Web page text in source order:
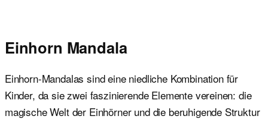
Einhorn Mandala
Einhorn-Mandalas sind eine niedliche Kombination für
Kinder, da sie zwei faszinierende Elemente vereinen: die
magische Welt der Einhörner und die beruhigende Struktur